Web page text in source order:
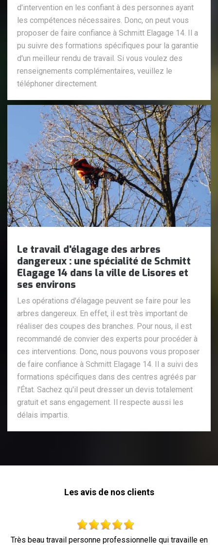
d'intervention en les confiant à des personnes ayant
les compétences nécessaires. Donc, on peut vous
proposer de faire confiance à Schmitt Elagage 14. Il a
pu suivre des formations spécifiques pour la garantie
d'un meilleur rendu de travail. Si vous voulez des
renseignements complémentaires, veuillez le
téléphoner directement.
Le travail d'élagage des arbres
dangereux : une spécialité de Schmitt
Elagage 14 dans la ville de Lisores et
ses environs
Les opérations d'élagage peuvent se faire pour les
arbres dangereux. En effet, il est très important de
réaliser des coupes des branches. Pour nous, il est
recommandé de convier des experts pour procéder à
ces interventions. Donc, nous pouvons vous proposer
de faire confiance à Schmitt Elagage 14. Il a suivi des
formations spécifiques dans des centres agréés par
l'État. Sachez qu'il peut dresser un devis totalement
gratuit et sans engagement. Il respecte aussi les
délais impartis.
Les avis de nos clients
travail personne professionnelle qui travaille en